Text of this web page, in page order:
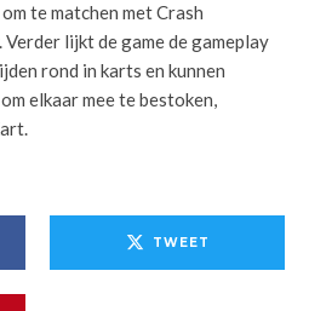
te matchen met Crash
lijkt de game de gameplay
rond in karts en kunnen
elkaar mee te bestoken,
TWEET